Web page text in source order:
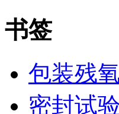
书签
包装残
密封试